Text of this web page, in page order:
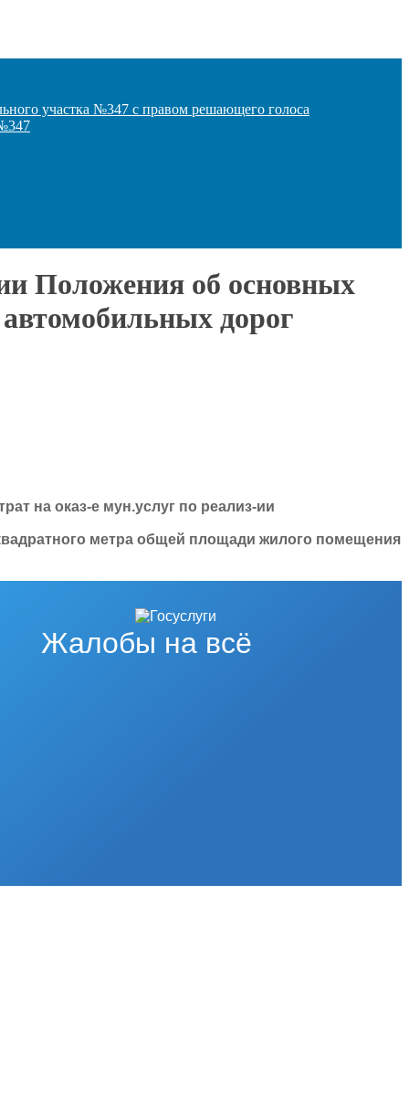
участка №347 с правом решающего голоса
Положения об основных
дорог
на оказ-е мун.услуг по реализ-ии
метра общей площади жилого помещения
Жалобы на всё